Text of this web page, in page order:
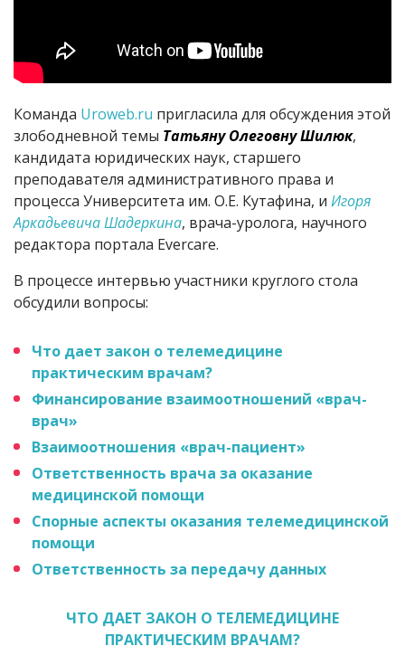
Команда Uroweb.ru пригласила для обсуждения этой
злободневной темы Татьяну Олеговну Шилюк,
кандидата юридических наук, старшего
преподавателя административного права и
процесса Университета им. О.Е. Кутафина, и Игоря
Аркадьевича Шадеркина, врача-уролога, научного
редактора портала Evercare.
В процессе интервью участники круглого стола
обсудили вопросы:
Что дает закон о телемедицине
практическим врачам?
Финансирование взаимоотношений «врач-
врач»
Взаимоотношения «врач-пациент»
Ответственность врача за оказание
медицинской помощи
Спорные аспекты оказания телемедицинской
помощи
Ответственность за передачу данных
ЧТО ДАЕТ ЗАКОН О ТЕЛЕМЕДИЦИНЕ
ПРАКТИЧЕСКИМ ВРАЧАМ?